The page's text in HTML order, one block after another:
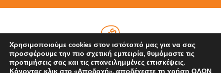
Χρησιμοποιούμε cookies στον ιστότοπό μας για να σας
προσφέρουμε την πιο σχετική εμπειρία, θυμόμαστε τις
προτιμήσεις σας και τις επανειλημμένες επισκέψεις.